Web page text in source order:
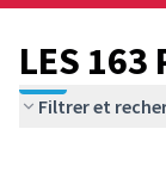
LES 163
Filtrer et